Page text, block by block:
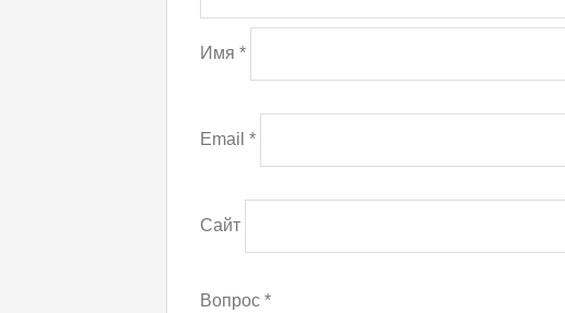
Имя *
Email *
Сайт
Вопрос *